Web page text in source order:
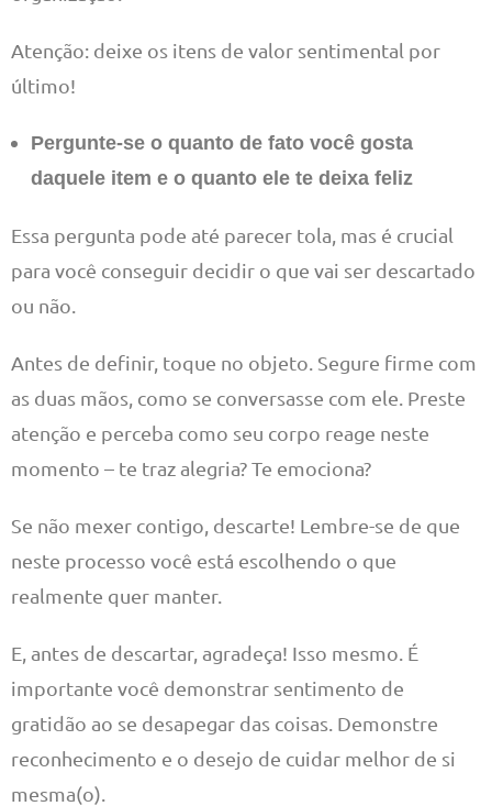
Atenção: deixe os itens de valor sentimental por
último!
Pergunte-se o quanto de fato você gosta
daquele item e o quanto ele te deixa feliz
Essa pergunta pode até parecer tola, mas é crucial
para você conseguir decidir o que vai ser descartado
ou não.
Antes de definir, toque no objeto. Segure firme com
as duas mãos, como se conversasse com ele. Preste
atenção e perceba como seu corpo reage neste
momento – te traz alegria? Te emociona?
Se não mexer contigo, descarte! Lembre-se de que
neste processo você está escolhendo o que
realmente quer manter.
E, antes de descartar, agradeça! Isso mesmo. É
importante você demonstrar sentimento de
gratidão ao se desapegar das coisas. Demonstre
reconhecimento e o desejo de cuidar melhor de si
mesma(o).